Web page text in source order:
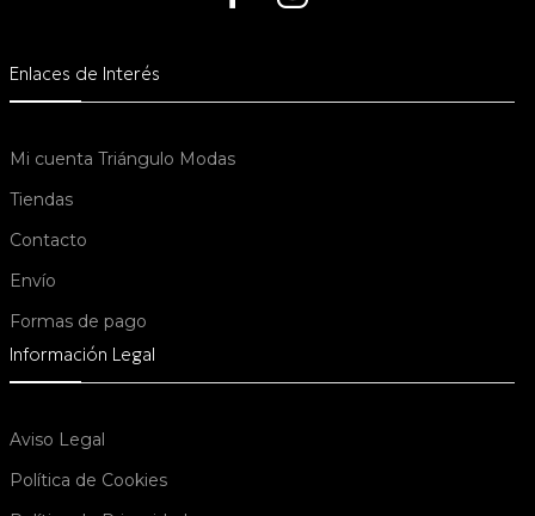
Enlaces de Interés
Mi cuenta Triángulo Modas
Tiendas
Contacto
Envío
Formas de pago
Información Legal
Aviso Legal
Política de Cookies